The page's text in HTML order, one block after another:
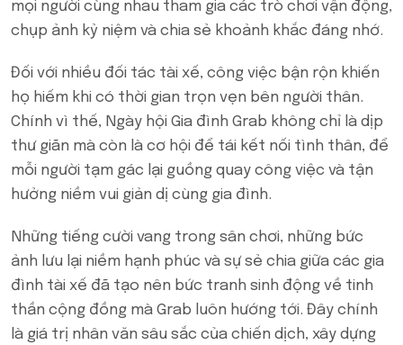
mọi người cùng nhau tham gia các trò chơi vận động,
chụp ảnh kỷ niệm và chia sẻ khoảnh khắc đáng nhớ.
Đối với nhiều đối tác tài xế, công việc bận rộn khiến
họ hiếm khi có thời gian trọn vẹn bên người thân.
Chính vì thế, Ngày hội Gia đình Grab không chỉ là dịp
thư giãn mà còn là cơ hội để tái kết nối tình thân, để
mỗi người tạm gác lại guồng quay công việc và tận
hưởng niềm vui giản dị cùng gia đình.
Những tiếng cười vang trong sân chơi, những bức
ảnh lưu lại niềm hạnh phúc và sự sẻ chia giữa các gia
đình tài xế đã tạo nên bức tranh sinh động về tinh
thần cộng đồng mà Grab luôn hướng tới. Đây chính
là giá trị nhân văn sâu sắc của chiến dịch, xây dựng